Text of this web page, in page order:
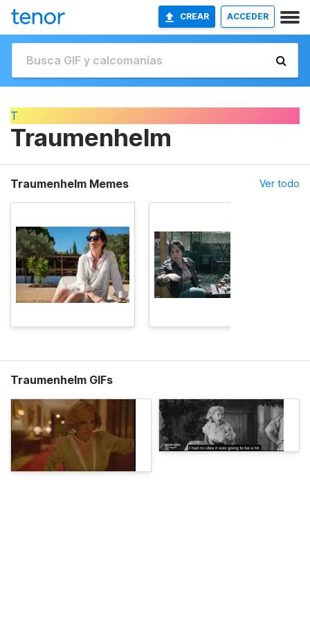
CREAR ACCEDER
T
Traumenhelm
Traumenhelm Memes Ver todo
Traumenhelm GIFs